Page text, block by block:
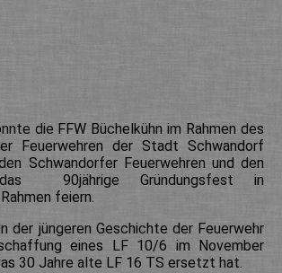
die FFW Büchelkühn im Rahmen des
Feuerwehren der Stadt Schwandorf
Schwandorfer Feuerwehren und den
das 90jährige Gründungsfest in
feiern.
der jüngeren Geschichte der Feuerwehr
eines LF 10/6 im November
30 Jahre alte LF 16 TS ersetzt hat.